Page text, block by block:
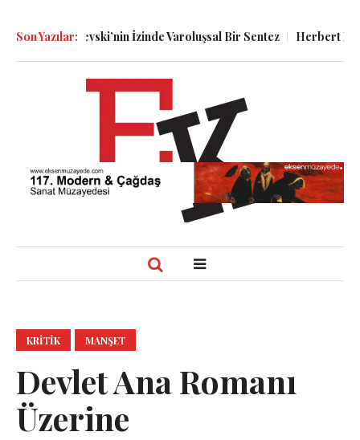
Son Yazılar:İzinde Varoluşsal Bir Sentez Herbert Melzig ve
KRITIK MANŞET
Devlet Ana Romanı
Üzerine